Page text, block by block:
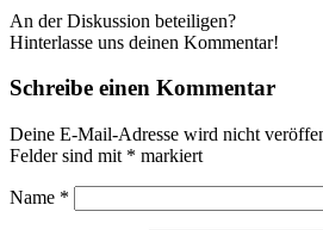
An der Diskussion beteiligen?
Hinterlasse uns deinen Kommentar!
Schreibe einen Kommentar
Deine E-Mail-Adresse wird nicht
Felder sind mit * markiert
Name *